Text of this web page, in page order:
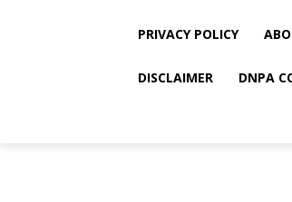
PRIVACY POLICY
DISCLAIMER DNPA